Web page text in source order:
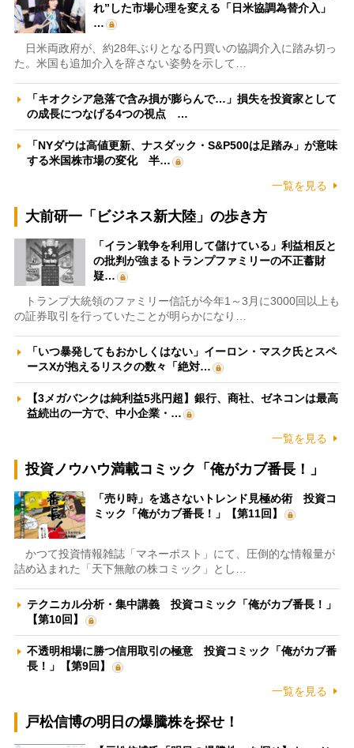
れ”した市場心理を変える「日米協調為替介入」
…
日米両政府が、約28年ぶりとなる円買いの協調介入に踏み切っ
た。米国も追加介入を辞さない姿勢を示して…
「キオクシア急落で含み損が膨らんで…」損失を投資家として
の成長につなげる4つの視点 …
「NYダウは高値更新、ナスダック・S&P500は足踏み」が意味
する米国株市場の変化 半…
一覧を見る
大前研一「ビジネス新大陸」の歩き方
「イラン戦争を利用して儲けている」利益相反と
の批判が強まるトランプファミリーの不正蓄財
疑…
トランプ大統領のファミリー信託が今年1～3月に3000回以上も
の証券取引を行っていたことが明らかになり…
「いつ暴発してもおかしくはない」イーロン・マスク氏とスペ
ースXが抱えるリスクの数々「絶対…
【3メガバンクは純利益5兆円超】銀行、商社、ゼネコンは最高
益続出の一方で、中小企業・…
一覧を見る
投資ノウハウ満載コミック「俺がカブ番長！」
「売り時」を逃さないトレンド見極め術 投資コ
ミック「俺がカブ番長！」【第11回】
かつて投資情報雑誌「マネーポスト」にて、圧倒的な情報量が
詰め込まれた「天下無敵の株コミック」とし…
テクニカル分析・集中講義 投資コミック「俺がカブ番長！」
【第10回】
不透明相場に勝つ信用取引の極意 投資コミック「俺がカブ番
長！」【第9回】
一覧を見る
戸松信博の明日の爆騰株を探せ！